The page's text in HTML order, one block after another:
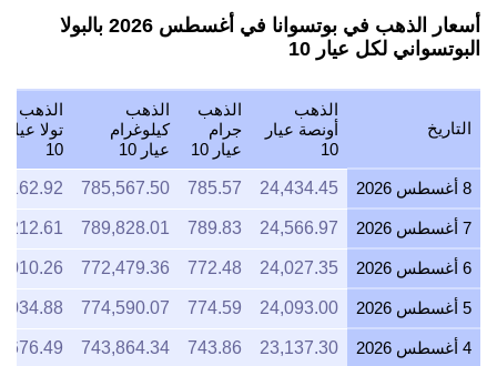
أسعار الذهب في بوتسوانا في أغسطس 2026 بالبولا
البوتسواني لكل عيار 10
التاريخ
الذهب
أونصة عيار
10
الذهب
جرام
عيار 10
الذهب
كيلوغرام
عيار 10
الذهب
تولا عيار
10
8 أغسطس 2026 24,434.45
785.57
785,567.50
7 أغسطس 2026 24,566.97
789.83
789,828.01
6 أغسطس 2026 24,027.35
772.48
772,479.36
5 أغسطس 2026 24,093.00
774.59
774,590.07
4 أغسطس 2026 23,137.30
743.86
743,864.34